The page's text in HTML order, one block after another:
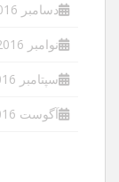
دسامبر 2016
نوامبر 2016
سپتامبر 2016
آگوست 2016